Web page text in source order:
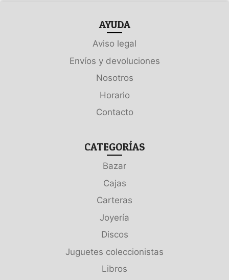
AYUDA
Aviso legal
Envíos y devoluciones
Nosotros
Horario
Contacto
CATEGORÍAS
Bazar
Cajas
Carteras
Joyería
Discos
Juguetes coleccionistas
Libros